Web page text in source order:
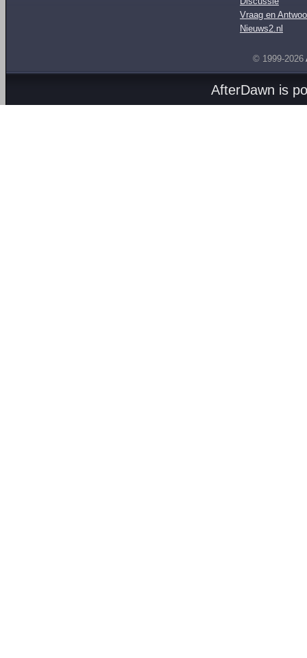
Vraag en
Nieuws2.nl
© 1999-2026
AfterDawn is